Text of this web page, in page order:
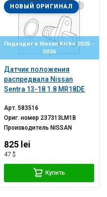
Подходит к Nissan Kicks 2025 -
2026
Датчик положения
распредвала Nissan
Sentra 13-18 1.8 MR18DE
НОВЫЙ ОРИГИНАЛ
Арт.583516
Ориг. номер 237313LM1B
ПроизводительNISSAN
825 lei
47 $
Купить